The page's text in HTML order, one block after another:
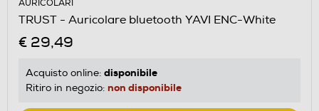
AURICOLARI
TRUST - Auricolare bluetooth YAVI ENC-White
€ 29,49
Acquisto online: disponibile
Ritiro in negozio: non disponibile